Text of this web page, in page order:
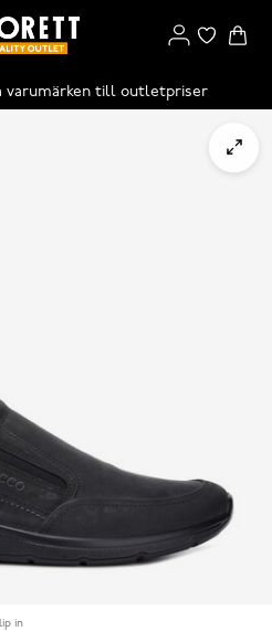
varumärken till outletpriser
in